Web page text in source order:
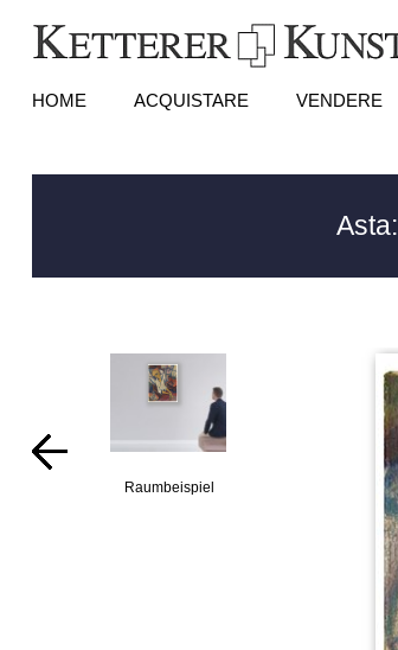
HOME ACQUISTARE VENDERE
Asta:
Raumbeispiel